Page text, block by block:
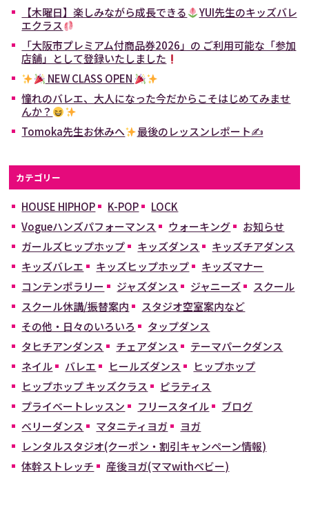
【木曜日】楽しみながら成長できる
YUI先生のキッズバレ
エクラス
「大阪市プレミアム付商品券2026」の ご利用可能な「参加
店舗」として登録いたしました
NEW CLASS OPEN
憧れのバレエ、大人になった今だからこそはじめてみませ
んか？
Tomoka先生お休みへ
最後のレッスンレポート✍
カテゴリー
HOUSE HIPHOP K-POP
LOCK
Vogueハンズパフォーマンス
ウォーキング
お知らせ
ガールズヒップホップ
キッズダンス
キッズチアダンス
キッズバレエ
キッズヒップホップ
キッズマナー
コンテンポラリー
ジャズダンス ジャニーズ
スクール
スクール休講/振替案内
スタジオ空室案内など
その他・日々のいろいろ
タップダンス
タヒチアンダンス
チェアダンス
テーマパークダンス
ネイル
バレエ ヒールズダンス
ヒップホップ
ヒップホップ キッズクラス
ピラティス
プライベートレッスン
フリースタイル
ブログ
ベリーダンス
マタニティヨガ
ヨガ
レンタルスタジオ(クーポン・割引キャンペーン情報)
体幹ストレッチ
産後ヨガ(ママwithベビー)